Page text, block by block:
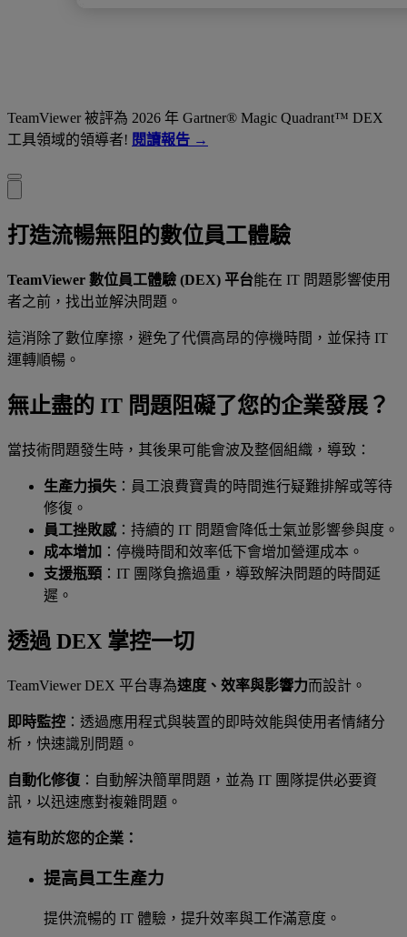
TeamViewer 被評為 2026 年 Gartner® Magic Quadrant™ DEX
工具領域的領導者! 閱讀報告 →
打造流暢無阻的數位員工體驗
TeamViewer 數位員工體驗 (DEX) 平台能在 IT 問題影響使用
者之前，找出並解決問題。
這消除了數位摩擦，避免了代價高昂的停機時間，並保持 IT
運轉順暢。
無止盡的 IT 問題阻礙了您的企業發展？
當技術問題發生時，其後果可能會波及整個組織，導致：
生產力損失 ：員工浪費寶貴的時間進行疑難排解或等待
修復。
員工挫敗感：持續的 IT 問題會降低士氣並影響參與度。
成本增加 ：停機時間和效率低下會增加營運成本。
支援瓶頸 ：IT 團隊負擔過重，導致解決問題的時間延
遲。
透過 DEX 掌控一切
TeamViewer DEX 平台專為速度、效率與影響力而設計。
即時監控 ：透過應用程式與裝置的即時效能與使用者情緒分
析，快速識別問題。
自動化修復 ：自動解決簡單問題，並為 IT 團隊提供必要資
訊，以迅速應對複雜問題。
這有助於您的企業：
提高員工生產力
提供流暢的 IT 體驗，提升效率與工作滿意度。